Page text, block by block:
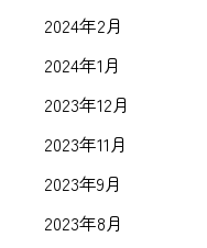
2024年2月
2024年1月
2023年12月
2023年11月
2023年9月
2023年8月